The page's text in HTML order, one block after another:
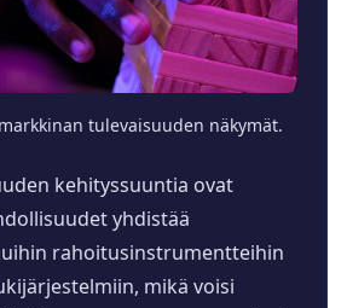
tulevaisuuden näkymät.
kehityssuuntia ovat
yhdistää
rahoitusinstrumentteihin
mikä voisi